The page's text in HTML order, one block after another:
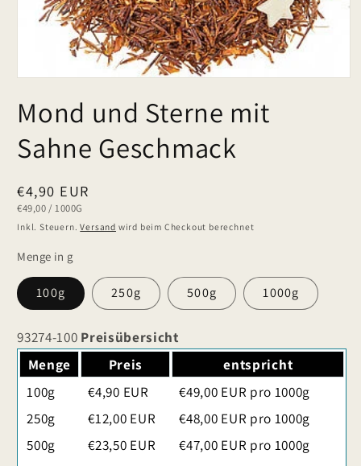
Mond und Sterne mit
Sahne Geschmack
Normaler
Preis
€4,90 EUR
GRUNDPREIS
€49,00 / PRO
1000G
Inkl. Steuern.Versand wird beim Checkout berechnet
Menge in g
100g 250g 500g 1000g
93274-100 Preisübersicht
Menge
Preis
entspricht
100g
€4,90 EUR
€49,00 EUR pro 1000g
250g
€12,00 EUR
€48,00 EUR pro 1000g
500g
€23,50 EUR
€47,00 EUR pro 1000g